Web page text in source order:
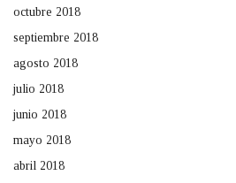
octubre 2018
septiembre 2018
agosto 2018
julio 2018
junio 2018
mayo 2018
abril 2018